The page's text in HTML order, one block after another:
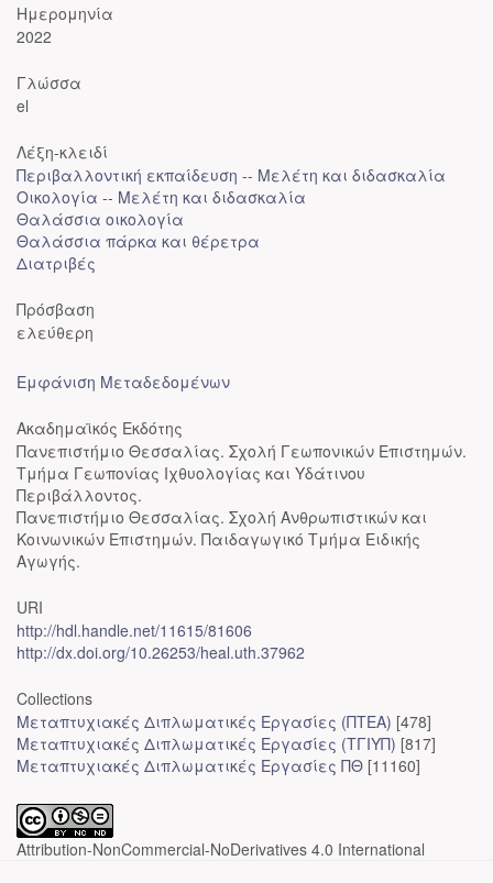
Ημερομηνία
2022
Γλώσσα
el
Λέξη-κλειδί
Περιβαλλοντική εκπαίδευση -- Μελέτη και διδασκαλία
Οικολογία -- Μελέτη και διδασκαλία
Θαλάσσια οικολογία
Θαλάσσια πάρκα και θέρετρα
Διατριβές
Πρόσβαση
ελεύθερη
Εμφάνιση Μεταδεδομένων
Ακαδημαϊκός Εκδότης
Πανεπιστήμιο Θεσσαλίας. Σχολή Γεωπονικών Επιστημών.
Τμήμα Γεωπονίας Ιχθυολογίας και Υδάτινου
Περιβάλλοντος.
Πανεπιστήμιο Θεσσαλίας. Σχολή Ανθρωπιστικών και
Κοινωνικών Επιστημών. Παιδαγωγικό Τμήμα Ειδικής
Αγωγής.
URI
http://hdl.handle.net/11615/81606
http://dx.doi.org/10.26253/heal.uth.37962
Collections
Μεταπτυχιακές Διπλωματικές Εργασίες (ΠΤΕΑ) [478]
Μεταπτυχιακές Διπλωματικές Εργασίες (ΤΓΙΥΠ) [817]
Μεταπτυχιακές Διπλωματικές Εργασίες ΠΘ [11160]
Attribution-NonCommercial-NoDerivatives 4.0 International